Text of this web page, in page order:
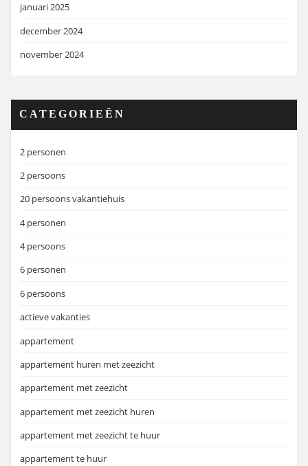
januari 2025
december 2024
november 2024
CATEGORIEËN
2 personen
2 persoons
20 persoons vakantiehuis
4 personen
4 persoons
6 personen
6 persoons
actieve vakanties
appartement
appartement huren met zeezicht
appartement met zeezicht
appartement met zeezicht huren
appartement met zeezicht te huur
appartement te huur